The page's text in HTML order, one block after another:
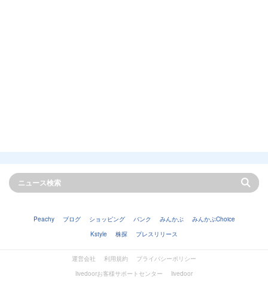
Peachy ブログ ショッピング バンク みんかぶ
みんかぶChoice
Kstyle
株探 プレスリリース
運営会社 利用規約
プライバシーポリシー
livedoorお客様サポートセンター
livedoor